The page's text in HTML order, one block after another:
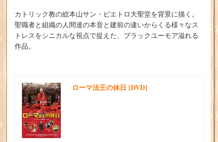
カトリック教の総本山サン・ピエトロ大聖堂を背景に描く。
聖職者と組織の人間達の本音と建前の違いからくる様々なス
トレスをシニカルな視点で捉えた、ブラックユーモア溢れる
作品。
ローマ法王の休日 [DVD]